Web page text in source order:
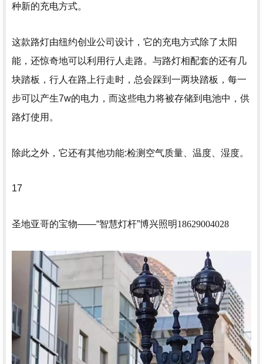
种新的充电方式。
这款路灯由纽约创业公司设计，它的充电方式除了太阳
能，还惊奇地可以利用行人走路。与路灯相配套的还有几
块踏板，行人在路上行走时，总会踩到一两块踏板，每一
步可以产生7w的电力，而这些电力将被存储到电池中，供
路灯使用。
除此之外，它还有其他功能:检测空气质量、温度、湿度。
17
圣地亚哥的宝物——“智慧灯杆”博兴照明18629004028